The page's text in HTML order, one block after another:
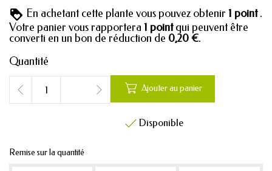
En achetant cette plante vous pouvez obtenir 1 point .
Votre panier vous rapportera 1 pointqui peuvent être
converti en un bon de réduction de 0,20 €.
Quantité
 Ajouter au panier
 Disponible
Remise sur la quantité